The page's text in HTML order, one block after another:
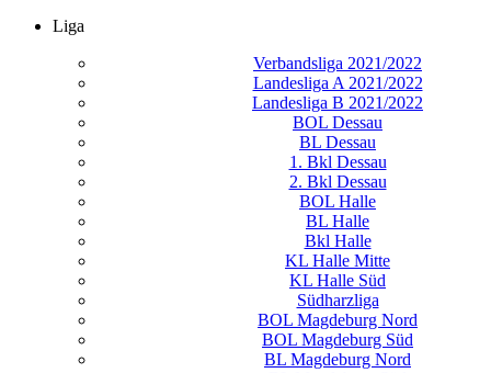
Liga
Verbandsliga 2021/2022
Landesliga A 2021/2022
Landesliga B 2021/2022
BOL Dessau
BL Dessau
1. Bkl Dessau
2. Bkl Dessau
BOL Halle
BL Halle
Bkl Halle
KL Halle Mitte
KL Halle Süd
Südharzliga
BOL Magdeburg Nord
BOL Magdeburg Süd
BL Magdeburg Nord